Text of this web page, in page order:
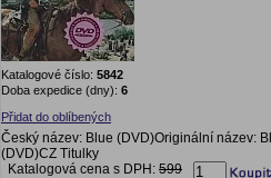
Katalogové číslo: 5842
Doba expedice (dny): 6
Přidat do oblíbených
Český název: Blue (DVD)Originální název:
(DVD)CZ Titulky
Katalogová cena s DPH: 599